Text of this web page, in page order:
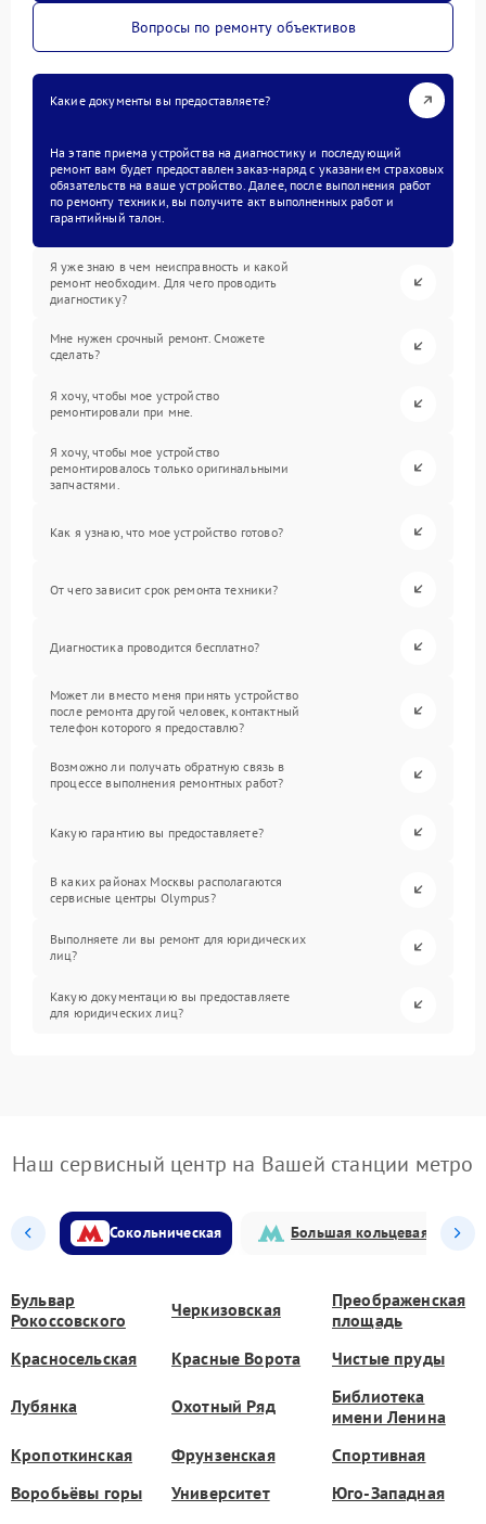
Вопросы по ремонту объективов
Какие документы вы предоставляете?
На этапе приема устройства на диагностику и последующий
ремонт вам будет предоставлен заказ-наряд с указанием страховых
обязательств на ваше устройство. Далее, после выполнения работ
по ремонту техники, вы получите акт выполненных работ и
гарантийный талон.
Я уже знаю в чем неисправность и какой
ремонт необходим. Для чего проводить
диагностику?
Мне нужен срочный ремонт. Сможете
сделать?
Я хочу, чтобы мое устройство
ремонтировали при мне.
Я хочу, чтобы мое устройство
ремонтировалось только оригинальными
запчастями.
Как я узнаю, что мое устройство готово?
От чего зависит срок ремонта техники?
Диагностика проводится бесплатно?
Может ли вместо меня принять устройство
после ремонта другой человек, контактный
телефон которого я предоставлю?
Возможно ли получать обратную связь в
процессе выполнения ремонтных работ?
Какую гарантию вы предоставляете?
В каких районах Москвы располагаются
сервисные центры Olympus?
Выполняете ли вы ремонт для юридических
лиц?
Какую документацию вы предоставляете
для юридических лиц?
Наш сервисный центр на Вашей станции метро
Сокольническая Большая кольцевая
Бульвар
Рокоссовского
Черкизовская
Преображенская
площадь
Красносельская
Красные Ворота Чистые пруды
Лубянка Охотный Ряд
Библиотека
имени Ленина
Кропоткинская
Фрунзенская
Спортивная
Воробьёвы горы
Университет
Юго-Западная